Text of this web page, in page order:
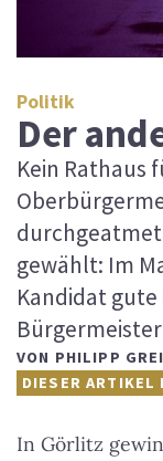
Politik
Der
Kein Rathaus
gewählt: Im
Kandidat gute
VON PHILIPP
DIESER ARTIKEL
In Görlitz